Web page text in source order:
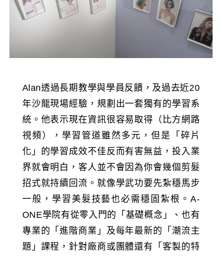
Alan透過長期教學與學員反饋，及過去近20
年沙龍現場經驗，規劃出一套獨有的學習系
統。他表示現在資訊很容易取得（比方網路
視頻），學習管道雖然多元，但是「碎片
化」的學習成效不佳反而有害無益，投入業
界就會明白，客人並不會因為你會幾個剪髮
招式就持續回流。就像學武功要先紮穩馬步
一般，學習美髮技藝也必需穩固紮根。A-
ONE學院有從零入門的「基礎概念」、也有
專業的「進階商業」及每年最新的「潮流主
題」課程，針對廠商或團體還有「客製的特